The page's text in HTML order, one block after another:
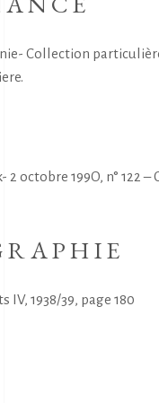
Collection
octobre 199O, n° 122 –
IV, 1938/39, page 180